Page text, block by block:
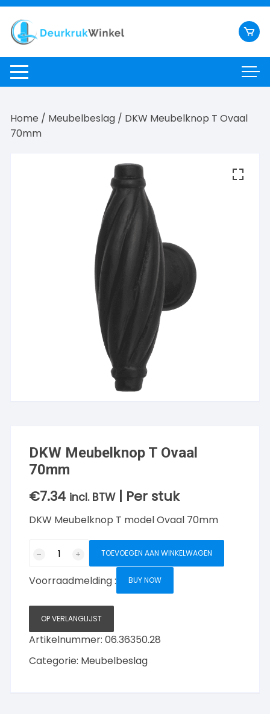
Ga
naar
inhoud
Home / Meubelbeslag / DKW Meubelknop T Ovaal
70mm
DKW Meubelknop T Ovaal
70mm
€7.34 incl. BTW | Per stuk
DKW Meubelknop T model Ovaal 70mm
Meubelknop
T
70mm
aantal
TOEVOEGEN AAN WINKELWAGEN
Voorraadmelding : BUY NOW
OP VERLANGLIJST
Artikelnummer:06.36350.28
Categorie: Meubelbeslag